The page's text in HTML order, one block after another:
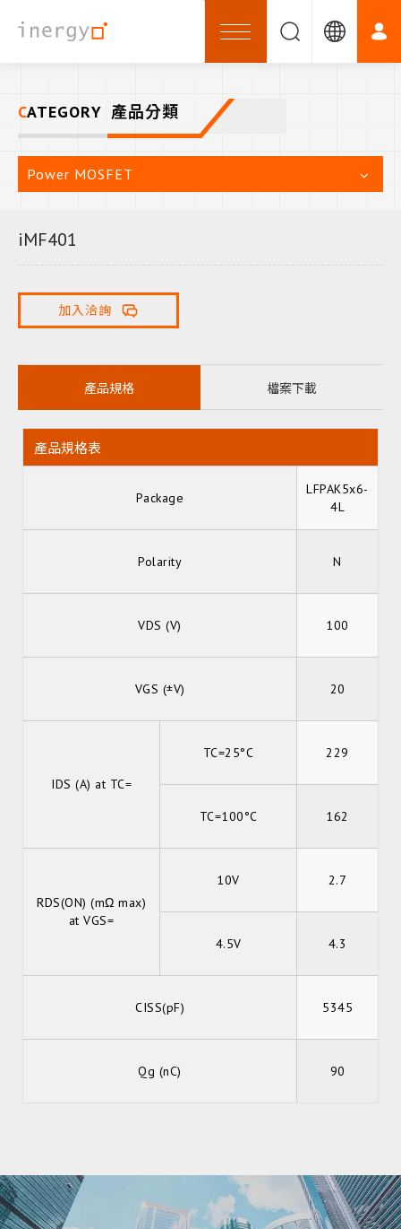
CATEGORY 產品分類
Power MOSFET
iMF401
加入洽詢
產品規格 檔案下載
產品規格表
Package
LFPAK5x6-
4L
Polarity N
VDS (V) 100
VGS (±V) 20
IDS (A) at TC=
TC=25°C 229
TC=100°C 162
RDS(ON) (mΩ max)
at VGS=
10V 2.7
4.5V 4.3
CISS(pF) 5345
Qg (nC) 90